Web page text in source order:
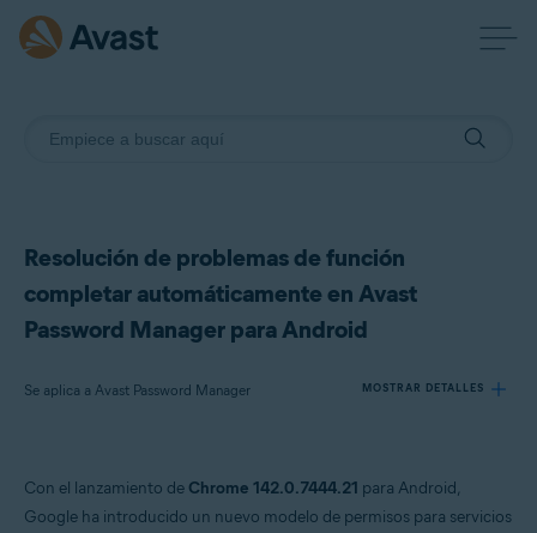
Resolución de problemas de función
completar automáticamente en Avast
Password Manager para Android
Se aplica a Avast Password Manager MOSTRAR DETALLES
Productos:
Avast Password Manager
Con el lanzamiento de Chrome 142.0.7444.21 para Android,
Google ha introducido un nuevo modelo de permisos para servicios